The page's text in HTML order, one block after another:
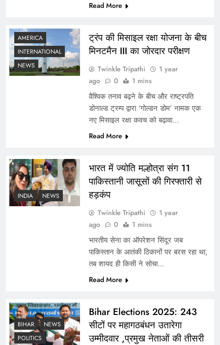
स्टेशन पर भगदड़: 18 की मौत, भीड़ प्रबंधन में लापरवाही का
आरोप
Nagpur Violence: नागपुर में भड़की हिंसा ,औरंगज़ेब की
कब्र पर बढ़ा बवाल ,कई इलाकों में लागु कर्फ्यू ; जानिए क्या है
पूरी बात
भारत में ज्योति मल्होत्रा संग 11 पाकिस्तानी जासूसों की
गिरफ्तारी से हड़कंप
Read More
AMERICA
INTERNATIONAL
NEWS
ट्रंप की मिसाइल रक्षा योजना के बीच
मिनटमैन III का जोरदार परीक्षण
Twinkle Tripathi
1 year
ago
0 1 mins
वैश्विक तनाव बढ़ने के बीच और राष्ट्रपति
डोनाल्ड ट्रम्प द्वारा ‘गोल्डन डोम’ नामक एक
नए मिसाइल रक्षा कवच को बढ़ावा…
Read More
INDIA NEWS
भारत में ज्योति मल्होत्रा संग 11
पाकिस्तानी जासूसों की गिरफ्तारी से
हड़कंप
Twinkle Tripathi
1 year
ago
0 1 mins
भारतीय सेना का ऑपरेशन सिंदूर जब
पाकिस्तान के आतंकी ठिकानों पर बरस रहा था,
तब शायद ही किसी ने सोचा…
Read More
BIHAR
NEWS
POLITICS
Bihar Elections 2025: 243
सीटों पर महागठबंधन उतारेगा
उम्मीदवार ,प्रमुख नेताओं की तीसरी